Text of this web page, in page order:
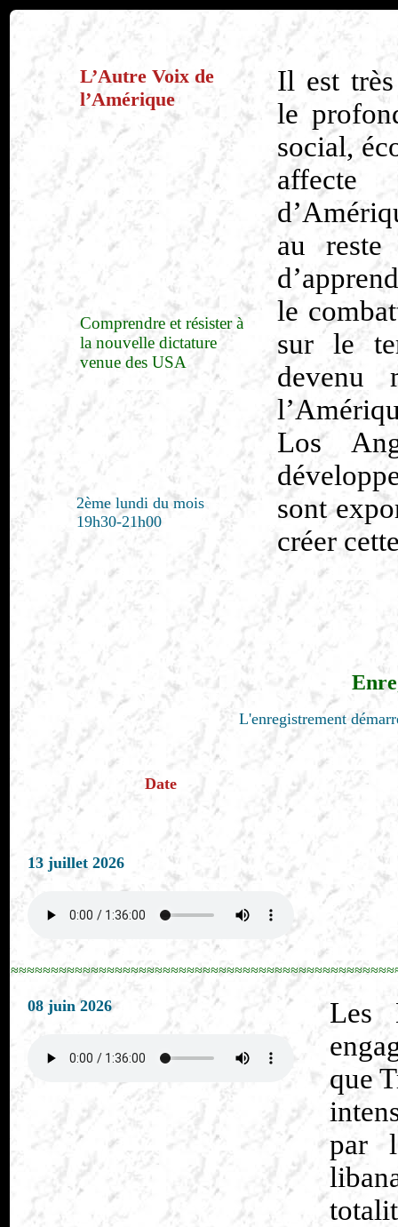
L’Autre Voix de
l’Amérique
Il est
le
social,
affecte
au
le
sur le
devenu
Los
sont
créer
Comprendre et résister à
la nouvelle dictature
venue des USA
2ème lundi du mois
19h30-21h00
L'enregistrement
Date
13 juillet 2026
08 juin 2026
Les
que
par